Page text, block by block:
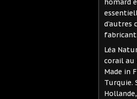
homard
d’autres
Léa
corail au
Made in
Turquie.